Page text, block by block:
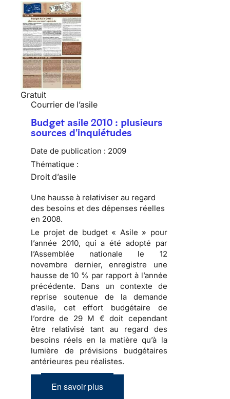
Gratuit
Courrier de l’asile
Budget asile 2010 : plusieurs
sources d'inquiétudes
Date de publication : 2009
Thématique :
Droit d’asile
Une hausse à relativiser au regard
des besoins et des dépenses réelles
en 2008.
Le projet de budget « Asile » pour
l’année 2010, qui a été adopté par
l’Assemblée nationale le 12
novembre dernier, enregistre une
hausse de 10 % par rapport à l’année
précédente. Dans un contexte de
reprise soutenue de la demande
d’asile, cet effort budgétaire de
l’ordre de 29 M € doit cependant
être relativisé tant au regard des
besoins réels en la matière qu’à la
lumière de prévisions budgétaires
antérieures peu réalistes.
En savoir plus